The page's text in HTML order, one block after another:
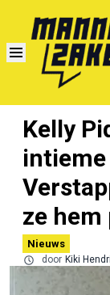
Kelly
ze
Nieuws
door Kiki